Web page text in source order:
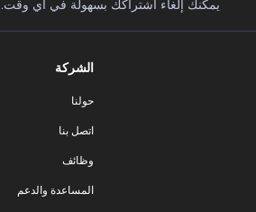
يمكنك إلغاء اشتراكك بسهولة في أي وقت.
الشركة
حولنا
اتصل بنا
وظائف
المساعدة والدعم